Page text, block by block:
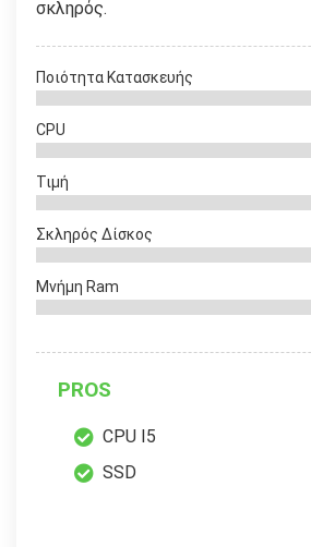
σκληρός.
Ποιότητα Κατασκευής
CPU
Τιμή
Σκληρός Δίσκος
Μνήμη Ram
PROS
CPU I5
SSD